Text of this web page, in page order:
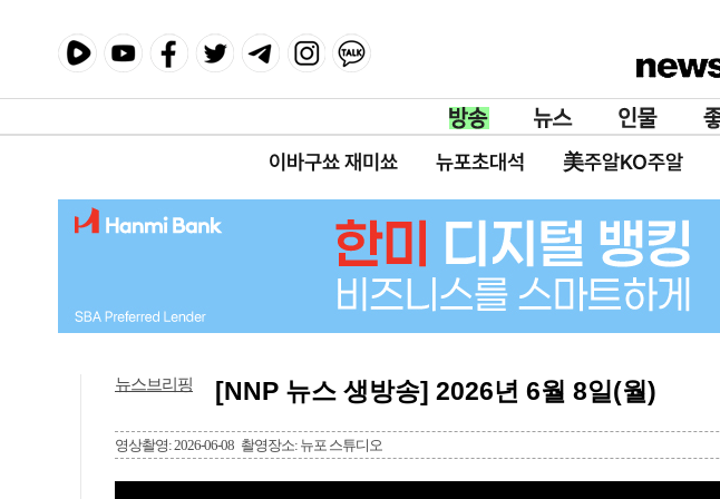
이바구쑈 재미쑈 뉴포초대석 美주알KO주알
뉴스브리핑 [NNP 뉴스 생방송] 2026년 6월 8일(월)
영상촬영: 2026-06-08 촬영장소: 뉴포 스튜디오